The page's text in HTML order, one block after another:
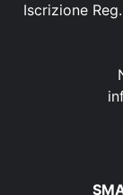
Iscrizione